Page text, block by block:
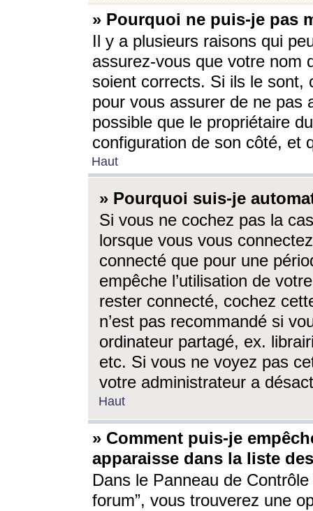
» Pourquoi ne puis-je pas
Il y a plusieurs raisons qui
assurez-vous que votre nom
soient corrects. Si ils le sont,
pour vous assurer de ne pas
possible que le propriétaire
configuration de son côté, et
Haut
» Pourquoi suis-je
Si vous ne cochez pas la
lorsque vous vous
connecté que pour une
empêche l’utilisation de
rester connecté, cochez
n’est pas recommandé si
ordinateur partagé, ex.
etc. Si vous ne voyez pas
votre administrateur a
Haut
» Comment puis-je
apparaisse dans la liste
Dans le Panneau de
forum”, vous trouverez une